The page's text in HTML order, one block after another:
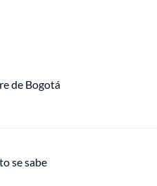
de Bogotá
se sabe